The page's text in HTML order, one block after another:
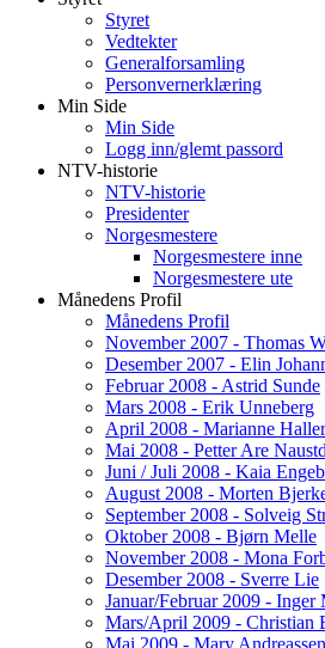
Styret
Vedtekter
Generalforsamling
Personvernerklæring
Min Side
Min Side
Logg inn/glemt passord
NTV-historie
NTV-historie
Presidenter
Norgesmestere
Norgesmestere inne
Norgesmestere ute
Månedens Profil
Månedens Profil
November 2007 - Thomas
Desember 2007 - Elin
Februar 2008 - Astrid Sunde
Mars 2008 - Erik Unneberg
April 2008 - Marianne Haller
Mai 2008 - Petter Are
Juni / Juli 2008 - Kaia
August 2008 - Morten
September 2008 - Solveig
Oktober 2008 - Bjørn Melle
November 2008 - Mona
Desember 2008 - Sverre Lie
Januar/Februar 2009 - Inger
Mars/April 2009 - Christian
Mai 2009 - Mary Andreassen